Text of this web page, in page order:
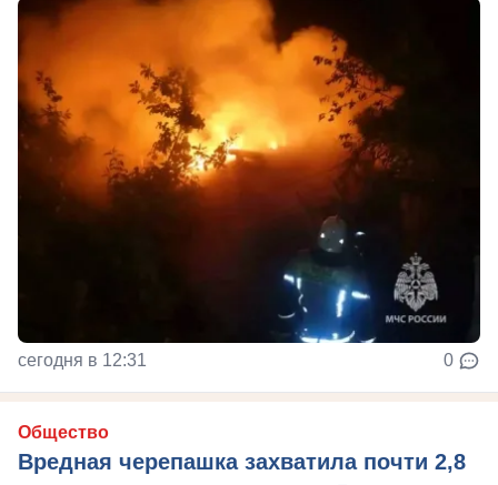
сегодня в 12:31 0
Общество
Вредная черепашка захватила почти 2,8